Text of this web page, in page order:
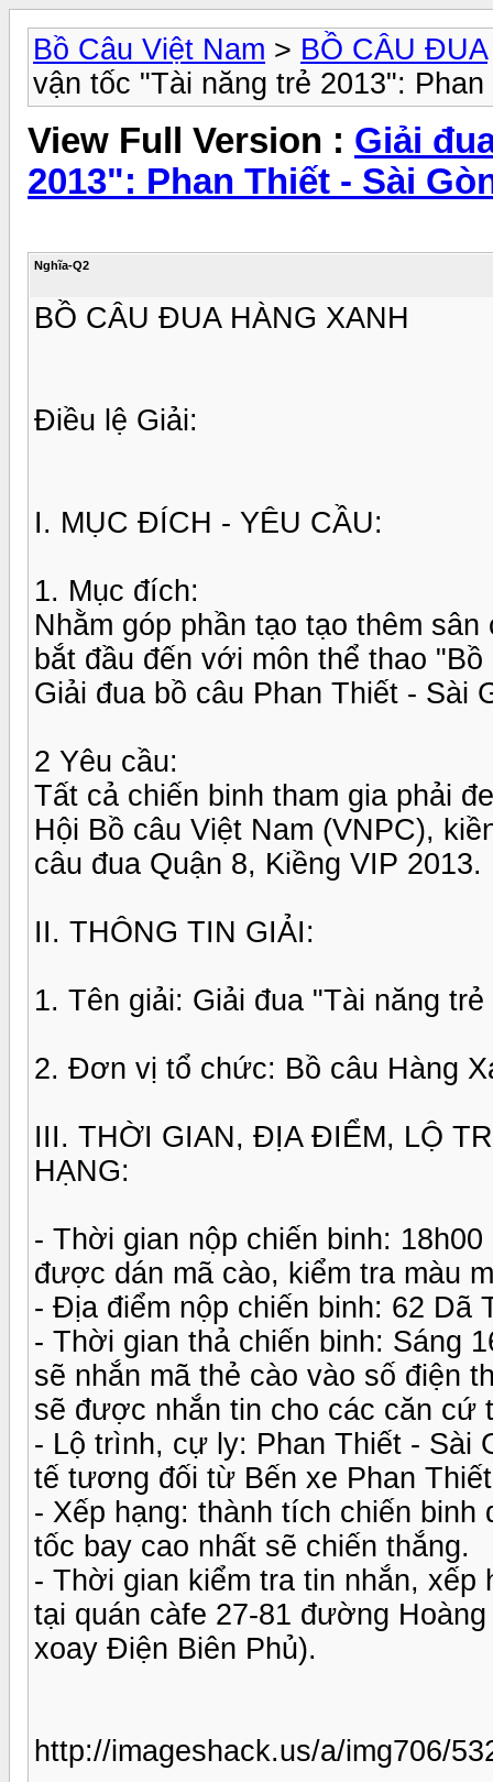
Bồ Câu Việt Nam > BỒ CÂU ĐUA
vận tốc "Tài năng trẻ 2013":
View Full Version : Giải
2013": Phan Thiết - Sài
Nghĩa-Q2
BỒ CÂU ĐUA HÀNG XANH
Điều lệ Giải:
I. MỤC ĐÍCH - YÊU CẦU:
1. Mục đích:
Nhằm góp phần tạo tạo thêm
bắt đầu đến với môn thể thao
Giải đua bồ câu Phan Thiết - Sài
2 Yêu cầu:
Tất cả chiến binh tham gia phải
Hội Bồ câu Việt Nam (VNPC),
câu đua Quận 8, Kiềng VIP 2013.
II. THÔNG TIN GIẢI:
1. Tên giải: Giải đua "Tài năng trẻ
2. Đơn vị tổ chức: Bồ câu Hàng
III. THỜI GIAN, ĐỊA ĐIỂM, LỘ
HẠNG:
- Thời gian nộp chiến binh:
được dán mã cào, kiểm tra màu
- Địa điểm nộp chiến binh: 62 Dã
- Thời gian thả chiến binh: Sáng
sẽ nhắn mã thẻ cào vào số điện
sẽ được nhắn tin cho các căn cứ
- Lộ trình, cự ly: Phan Thiết - Sài
tế tương đối từ Bến xe Phan
- Xếp hạng: thành tích chiến
tốc bay cao nhất sẽ chiến thắng.
- Thời gian kiểm tra tin nhắn, xếp
tại quán càfe 27-81 đường
xoay Điện Biên Phủ).
http://imageshack.us/a/img706/